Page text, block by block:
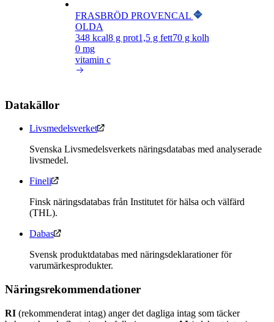
FRASBRÖD PROVENCAL
OLDA
348kcal8g prot1,5g fett70g kolh
0 mg
vitamin c
Datakällor
Livsmedelsverket
Svenska Livsmedelsverkets näringsdatabas med analyserade
livsmedel.
Fineli
Finsk näringsdatabas från Institutet för hälsa och välfärd
(THL).
Dabas
Svensk produktdatabas med näringsdeklarationer för
varumärkesprodukter.
Näringsrekommendationer
RI (rekommenderat intag) anger det dagliga intag som täcker